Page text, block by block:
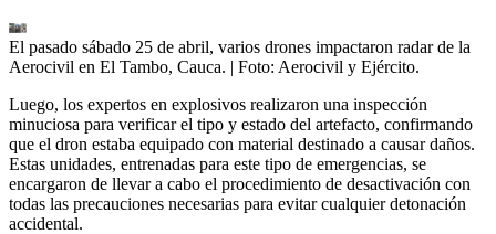
El pasado sábado 25 de abril, varios drones impactaron radar de la
Aerocivil en El Tambo, Cauca. | Foto: Aerocivil y Ejército.
Luego, los expertos en explosivos realizaron una inspección
minuciosa para verificar el tipo y estado del artefacto, confirmando
que el dron estaba equipado con material destinado a causar daños.
Estas unidades, entrenadas para este tipo de emergencias, se
encargaron de llevar a cabo el procedimiento de desactivación con
todas las precauciones necesarias para evitar cualquier detonación
accidental.